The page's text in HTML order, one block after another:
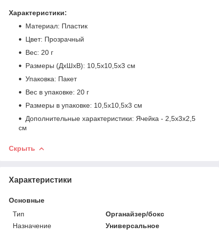
Характеристики:
Материал: Пластик
Цвет: Прозрачный
Вес: 20 г
Размеры (ДхШхВ): 10,5х10,5х3 см
Упаковка: Пакет
Вес в упаковке: 20 г
Размеры в упаковке: 10,5х10,5х3 см
Дополнительные характеристики: Ячейка - 2,5х3х2,5
см
Скрыть
Характеристики
Основные
Тип
Органайзер/бокс
Назначение
Универсальное